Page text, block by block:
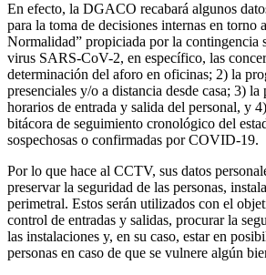
En efecto, la DGACO recabará algunos
para la toma de decisiones internas en torno
Normalidad” propiciada por la contingencia
virus SARS-CoV-2, en específico, las
determinación del aforo en oficinas; 2) la
presenciales y/o a distancia desde casa; 3) la
horarios de entrada y salida del personal, y
bitácora de seguimiento cronológico del
sospechosas o confirmadas por COVID-19.
Por lo que hace al CCTV, sus datos
preservar la seguridad de las personas,
perimetral. Estos serán utilizados con el
control de entradas y salidas, procurar la
las instalaciones y, en su caso, estar en
personas en caso de que se vulnere algún